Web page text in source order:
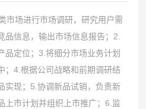
市场进行市场调研，研究用户需
品信息，输出市场信息报告；2.
品定位；3.将细分市场业务计划
；4.根据公司战略和前期调研结
实现；5.协调新品试销，负责新
上市计划并组织上市推广；6.监